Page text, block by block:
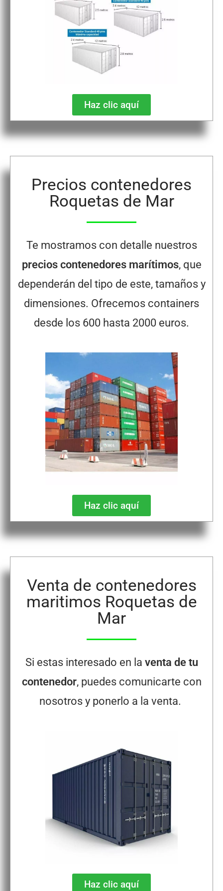
Haz clic aquí
Precios contenedores
Roquetas de Mar
Te mostramos con detalle nuestros
precios contenedores marítimos, que
dependerán del tipo de este, tamaños y
dimensiones. Ofrecemos containers
desde los 600 hasta 2000 euros.
Haz clic aquí
Venta de contenedores
maritimos Roquetas de
Mar
Si estas interesado en la venta de tu
contenedor, puedes comunicarte con
nosotros y ponerlo a la venta.
Haz clic aquí